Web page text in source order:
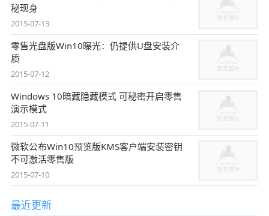
秘现身
2015-07-13
零售光盘版Win10曝光：仍提供U盘安装介
质
2015-07-12
Windows 10暗藏隐藏模式 可秘密开启零售
演示模式
2015-07-11
微软公布Win10预览版KMS客户端安装密钥
不可激活零售版
2015-07-10
最近更新